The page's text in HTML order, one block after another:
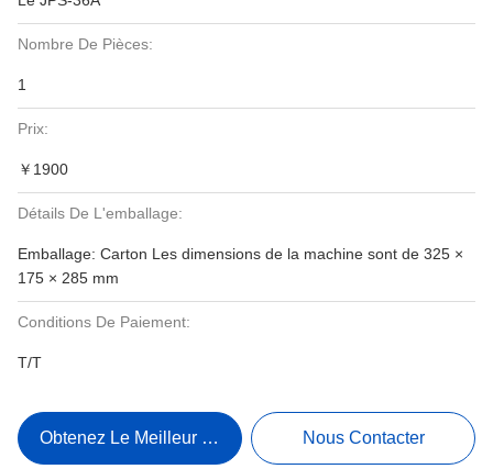
Nombre De Pièces:
1
Prix:
￥1900
Détails De L'emballage:
Emballage: Carton Les dimensions de la machine sont de 325 ×
175 × 285 mm
Conditions De Paiement:
T/T
Obtenez Le Meilleur Prix Nous Contacter